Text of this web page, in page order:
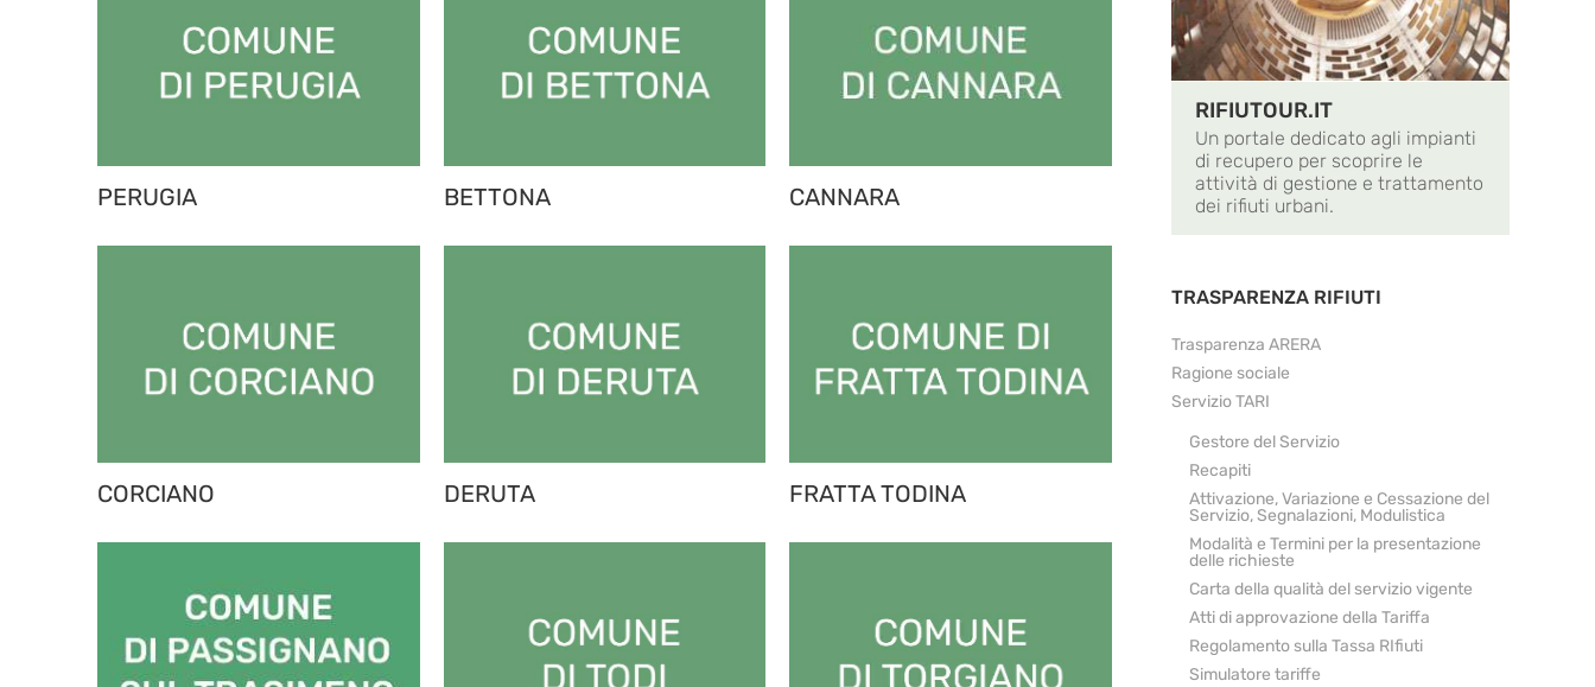
PERUGIA BETTONA CANNARA
CORCIANO DERUTA FRATTA TODINA
RIFIUTOUR.IT
Un portale dedicato agli impianti
di recupero per scoprire le
attività di gestione e trattamento
dei rifiuti urbani.
TRASPARENZA RIFIUTI
Trasparenza ARERA
Ragione sociale
Servizio TARI
Gestore del Servizio
Recapiti
Attivazione, Variazione e Cessazione del
Servizio, Segnalazioni, Modulistica
Modalità e Termini per la presentazione
delle richieste
Carta della qualità del servizio vigente
Atti di approvazione della Tariffa
Regolamento sulla Tassa RIfiuti
Simulatore tariffe